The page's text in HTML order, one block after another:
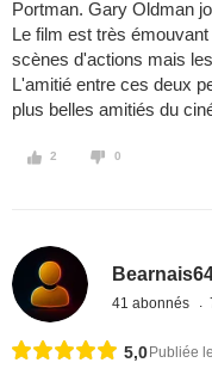
Portman. Gary Oldman
Le film est très
scènes d'actions mais
L'amitié entre ces deux
plus belles amitiés du
2 0
41 abonnés
5,0 Publiée